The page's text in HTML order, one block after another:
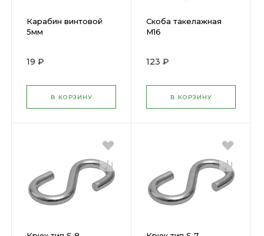
Карабин винтовой
5мм
19 ₽
В КОРЗИНУ
Скоба такелажная
М16
123 ₽
В КОРЗИНУ